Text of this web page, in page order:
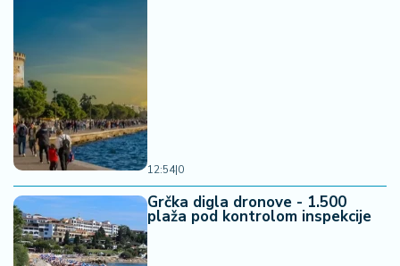
12:54|0
Grčka digla dronove - 1.500
plaža pod kontrolom inspekcije